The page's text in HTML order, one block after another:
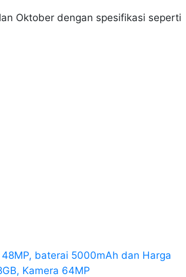
Oktober dengan spesifikasi seperti
baterai 5000mAh dan Harga
Kamera 64MP